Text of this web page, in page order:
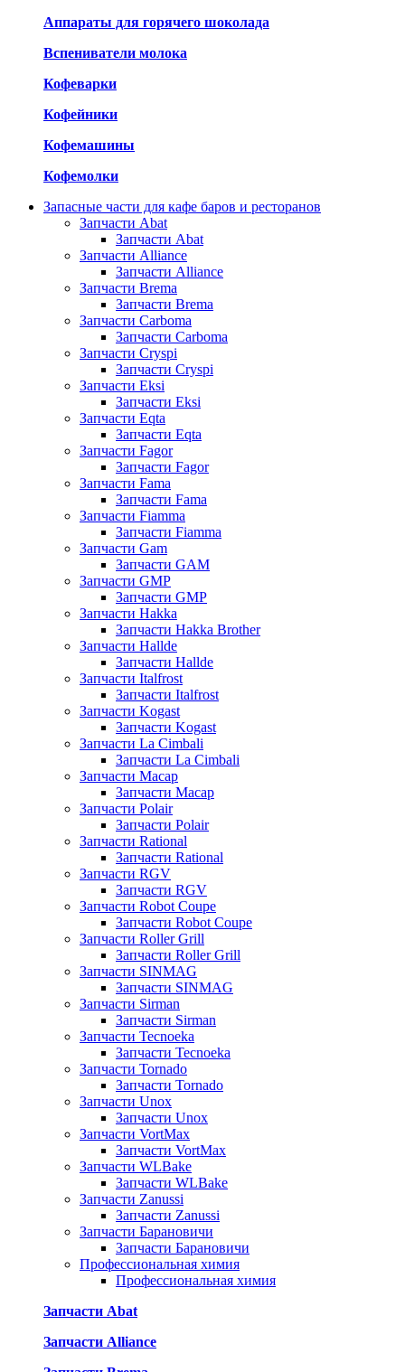
Аппараты для горячего шоколада
Вспениватели молока
Кофеварки
Кофейники
Кофемашины
Кофемолки
Запасные части для кафе баров и ресторанов
Запчасти Abat
Запчасти Abat
Запчасти Alliance
Запчасти Alliance
Запчасти Brema
Запчасти Brema
Запчасти Carboma
Запчасти Carboma
Запчасти Cryspi
Запчасти Cryspi
Запчасти Eksi
Запчасти Eksi
Запчасти Eqta
Запчасти Eqta
Запчасти Fagor
Запчасти Fagor
Запчасти Fama
Запчасти Fama
Запчасти Fiamma
Запчасти Fiamma
Запчасти Gam
Запчасти GAM
Запчасти GMP
Запчасти GMP
Запчасти Hakka
Запчасти Hakka Brother
Запчасти Hallde
Запчасти Hallde
Запчасти Italfrost
Запчасти Italfrost
Запчасти Kogast
Запчасти Kogast
Запчасти La Cimbali
Запчасти La Cimbali
Запчасти Macap
Запчасти Macap
Запчасти Polair
Запчасти Polair
Запчасти Rational
Запчасти Rational
Запчасти RGV
Запчасти RGV
Запчасти Robot Coupe
Запчасти Robot Coupe
Запчасти Roller Grill
Запчасти Roller Grill
Запчасти SINMAG
Запчасти SINMAG
Запчасти Sirman
Запчасти Sirman
Запчасти Tecnoeka
Запчасти Tecnoeka
Запчасти Tornado
Запчасти Tornado
Запчасти Unox
Запчасти Unox
Запчасти VortMax
Запчасти VortMax
Запчасти WLBake
Запчасти WLBake
Запчасти Zanussi
Запчасти Zanussi
Запчасти Барановичи
Запчасти Барановичи
Профессиональная химия
Профессиональная химия
Запчасти Abat
Запчасти Alliance